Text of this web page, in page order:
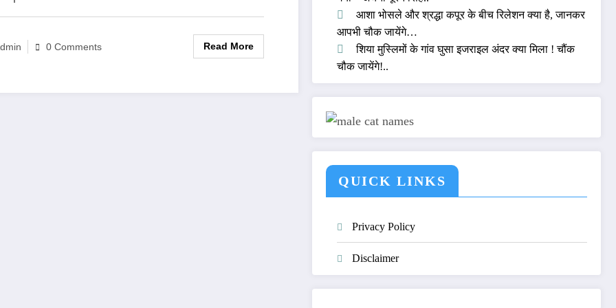
0 Comments Read More
आशा भोसले और श्रद्धा कपूर के बीच रिलेशन क्या है, जानकर
आपभी चौक जायेंगे…
शिया मुस्लिमों के गांव घुसा इजराइल अंदर क्या मिला ! चौंक
चौक जायेंगे!..
QUICK LINKS
Privacy Policy
Disclaimer